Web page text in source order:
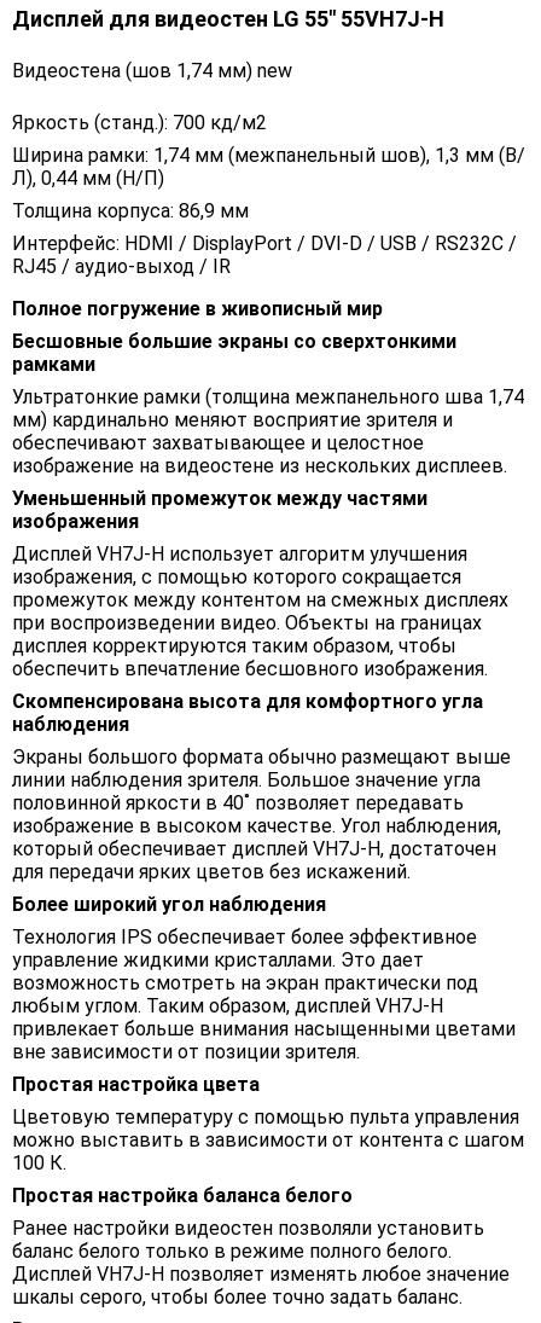
Дисплей для видеостен LG 55" 55VH7J-H
Видеостена (шов 1,74 мм) new
Яркость (станд.): 700 кд/м2
Ширина рамки: 1,74 мм (межпанельный шов), 1,3 мм (В/
Л), 0,44 мм (Н/П)
Толщина корпуса: 86,9 мм
Интерфейс: HDMI / DisplayPort / DVI-D / USB / RS232C /
RJ45 / аудио-выход / IR
Полное погружение в живописный мир
Бесшовные большие экраны со сверхтонкими
рамками
Ультратонкие рамки (толщина межпанельного шва 1,74
мм) кардинально меняют восприятие зрителя и
обеспечивают захватывающее и целостное
изображение на видеостене из нескольких дисплеев.
Уменьшенный промежуток между частями
изображения
Дисплей VH7J-H использует алгоритм улучшения
изображения, с помощью которого сокращается
промежуток между контентом на смежных дисплеях
при воспроизведении видео. Объекты на границах
дисплея корректируются таким образом, чтобы
обеспечить впечатление бесшовного изображения.
Скомпенсирована высота для комфортного угла
наблюдения
Экраны большого формата обычно размещают выше
линии наблюдения зрителя. Большое значение угла
половинной яркости в 40˚ позволяет передавать
изображение в высоком качестве. Угол наблюдения,
который обеспечивает дисплей VH7J-H, достаточен
для передачи ярких цветов без искажений.
Более широкий угол наблюдения
Технология IPS обеспечивает более эффективное
управление жидкими кристаллами. Это дает
возможность смотреть на экран практически под
любым углом. Таким образом, дисплей VH7J-H
привлекает больше внимания насыщенными цветами
вне зависимости от позиции зрителя.
Простая настройка цвета
Цветовую температуру с помощью пульта управления
можно выставить в зависимости от контента с шагом
100 К.
Простая настройка баланса белого
Ранее настройки видеостен позволяли установить
баланс белого только в режиме полного белого.
Дисплей VH7J-H позволяет изменять любое значение
шкалы серого, чтобы более точно задать баланс.